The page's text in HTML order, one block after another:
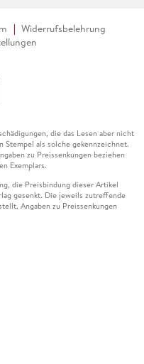
Widerrufsbelehrung
die das Lesen aber nicht
Stempel als solche gekennzeichnet.
zu Preissenkungen beziehen
Exemplars.
die Preisbindung dieser Artikel
gesenkt. Die jeweils zutreffende
Angaben zu Preissenkungen